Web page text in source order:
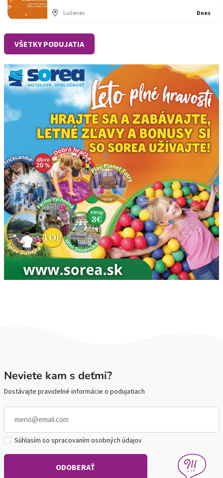
Lučenec Dnes
VŠETKY PODUJATIA
Neviete kam s deťmi?
Dostávajte pravidelné informácie o podujatiach
Súhlasím so spracovaním osobných údajov